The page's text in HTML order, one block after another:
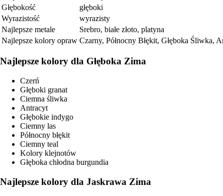
Głębokość
głęboki
Wyrazistość
wyrazisty
Najlepsze metale
Srebro, białe złoto, platyna
Najlepsze kolory opraw Czarny, Północny Błękit, Głęboka Śliwka,
Najlepsze kolory dla Głęboka Zima
Czerń
Głęboki granat
Ciemna śliwka
Antracyt
Głębokie indygo
Ciemny las
Północny błękit
Ciemny teal
Kolory klejnotów
Głęboka chłodna burgundia
Najlepsze kolory dla Jaskrawa Zima